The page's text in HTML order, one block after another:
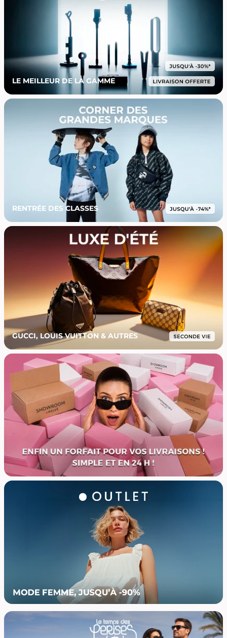
LE MEILLEUR DE LA GAMME
RENTRÉE DES CLASSES
GUCCI, LOUIS VUITTON & AUTRES